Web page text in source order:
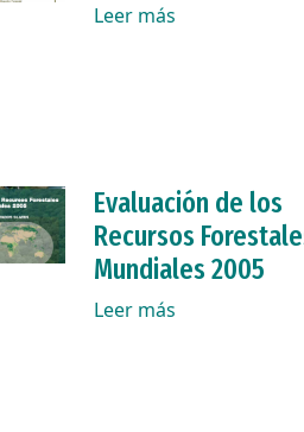
Leer más
Evaluación de los
Recursos
Mundiales 2005
Leer más